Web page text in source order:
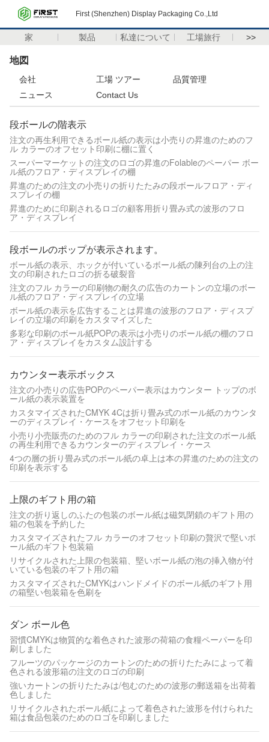
First (Shenzhen) Display Packaging Co.,Ltd
家 製品 私達について 工場旅行 >>
地図
会社 工場 ツアー
品質管理
ニュース
Contact Us
段ボールの階表示
注文の再生利用できるボール紙の表示は小売りの昇進のためのフ
ル カラーのオフセット印刷に棚に置く
スーパーマーケットの注文のロゴの昇進のFolableのペーパー ボー
ル紙のフロア・ディスプレイの棚
昇進のための注文の小売りの折りたたみの段ボールフロア・ディ
スプレイの棚
昇進のために印刷されるロゴの顧客用折り畳み式の波形のフロ
ア・ディスプレイ
段ボールのポップが表示されます。
ボール紙の表示、ホックが付いているボール紙の陳列台の上の注
文の印刷されたロゴの折る破裂音
注文のフル カラーの印刷物の耐久の広告のカートンの立場のボー
ル紙のフロア・ディスプレイの立場
ボール紙の表示を広告することは昇進の波形のフロア・ディスプ
レイの立場の印刷をカスタマイズした
多彩な印刷のボール紙POPの表示は小売りのボール紙の棚のフロ
ア・ディスプレイをカスタム設計する
カウンター表示ボックス
注文の小売りの広告POPのペーパー表示はカウンター トップのボ
ール紙の表示装置を
カスタマイズされたCMYK 4Cは折り畳み式のボール紙のカウンタ
ーのディスプレイ・ケースをオフセット印刷を
小売り小売販売のためのフル カラーの印刷された注文のボール紙
の再生利用できるカウンターのディスプレイ・ケース
4つの層の折り畳み式のボール紙の卓上は本の昇進のための注文の
印刷を表示する
上限のギフト用の箱
注文の折り返しのふたの包装のボール紙は磁気閉鎖のギフト用の
箱の包装を予約した
カスタマイズされたフル カラーのオフセット印刷の贅沢で堅いボ
ール紙のギフト包装箱
リサイクルされた上限の包装箱、堅いボール紙の泡の挿入物が付
いている包装のギフト用の箱
カスタマイズされたCMYKはハンドメイドのボール紙のギフト用
の箱堅い包装箱を色刷を
ダン ボール色
習慣CMYKは物質的な着色された波形の荷箱の食糧ペーパーを印
刷しました
フルーツのパッケージのカートンのための折りたたみによって着
色される波形箱の注文のロゴの印刷
強いカートンの折りたたみは/包むのための波形の郵送箱を出荷着
色しました
リサイクルされたボール紙によって着色された波形を付けられた
箱は食品包装のためのロゴを印刷しました